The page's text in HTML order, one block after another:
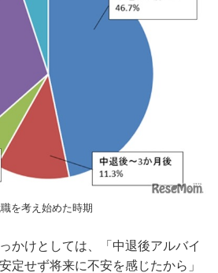
を考え始めた時期
かけとしては、「中退後アルバイ
定せず将来に不安を感じたから」